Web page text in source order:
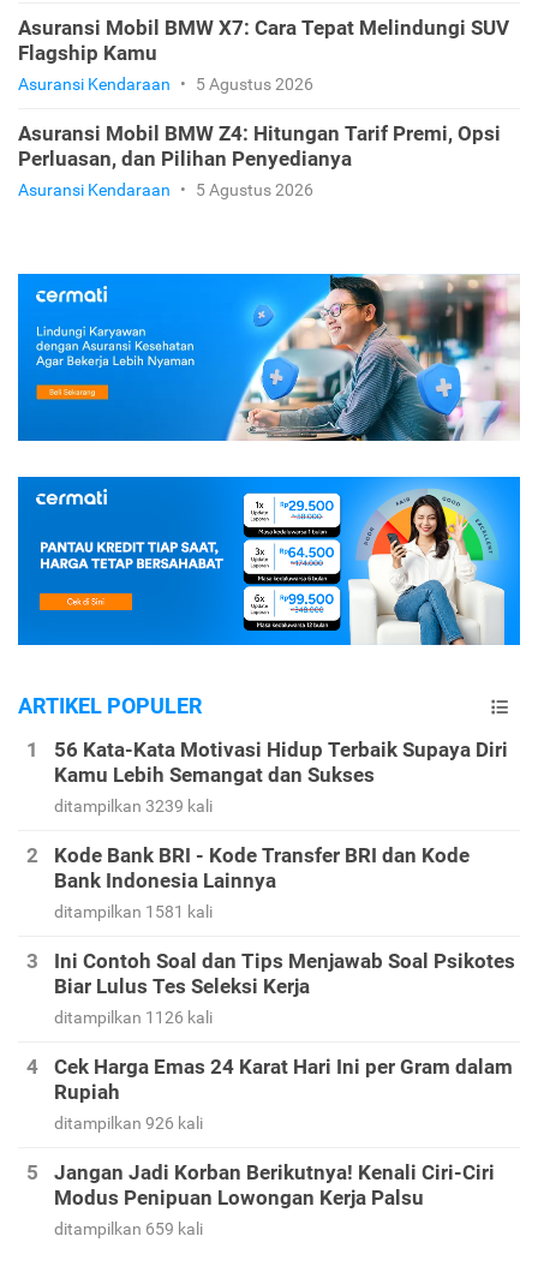
Asuransi Mobil BMW X7: Cara Tepat Melindungi SUV
Flagship Kamu
Asuransi Kendaraan • 5 Agustus 2026
Asuransi Mobil BMW Z4: Hitungan Tarif Premi, Opsi
Perluasan, dan Pilihan Penyedianya
Asuransi Kendaraan • 5 Agustus 2026
ARTIKEL POPULER
56 Kata-Kata Motivasi Hidup Terbaik Supaya Diri
Kamu Lebih Semangat dan Sukses
ditampilkan 3239 kali
Kode Bank BRI - Kode Transfer BRI dan Kode
Bank Indonesia Lainnya
ditampilkan 1581 kali
Ini Contoh Soal dan Tips Menjawab Soal Psikotes
Biar Lulus Tes Seleksi Kerja
ditampilkan 1126 kali
Cek Harga Emas 24 Karat Hari Ini per Gram dalam
Rupiah
ditampilkan 926 kali
Jangan Jadi Korban Berikutnya! Kenali Ciri-Ciri
Modus Penipuan Lowongan Kerja Palsu
ditampilkan 659 kali